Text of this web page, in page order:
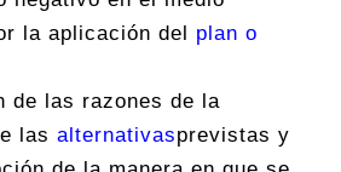
la aplicación del plan o
de las razones de la
las alternativasprevistas y